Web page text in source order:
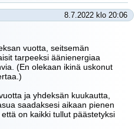
8.7.2022 klo 20:06
vuotta, seitsemän
tarpeeksi äänienergiaa
(En olekaan ikinä uskonut
ja yhdeksän kuukautta,
saadaksesi aikaan pienen
on kaikki tullut päästetyksi